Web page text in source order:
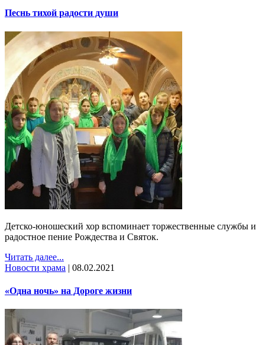
Песнь тихой радости души
Детско-юношеский хор вспоминает торжественные службы и
радостное пение Рождества и Святок.
Читать далее...
Новости храма | 08.02.2021
«Одна ночь» на Дороге жизни